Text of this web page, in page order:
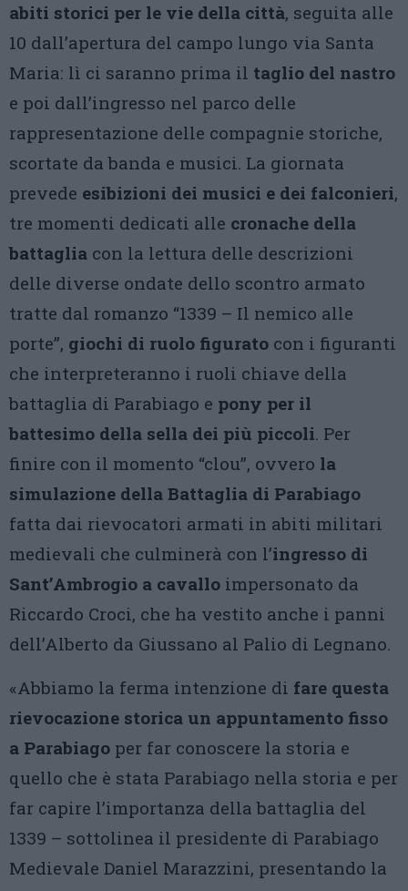
abiti storici per le vie della città, seguita alle
10 dall’apertura del campo lungo via Santa
Maria: lì ci saranno prima il taglio del nastro
e poi dall’ingresso nel parco delle
rappresentazione delle compagnie storiche,
scortate da banda e musici. La giornata
prevede esibizioni dei musici e dei falconieri,
tre momenti dedicati alle cronache della
battaglia con la lettura delle descrizioni
delle diverse ondate dello scontro armato
tratte dal romanzo “1339 – Il nemico alle
porte”, giochi di ruolo figurato con i figuranti
che interpreteranno i ruoli chiave della
battaglia di Parabiago e pony per il
battesimo della sella dei più piccoli. Per
finire con il momento “clou”, ovvero la
simulazione della Battaglia di Parabiago
fatta dai rievocatori armati in abiti militari
medievali che culminerà con l’ingresso di
Sant’Ambrogio a cavallo impersonato da
Riccardo Croci, che ha vestito anche i panni
dell’Alberto da Giussano al Palio di Legnano.
«Abbiamo la ferma intenzione di fare questa
rievocazione storica un appuntamento fisso
a Parabiago per far conoscere la storia e
quello che è stata Parabiago nella storia e per
far capire l’importanza della battaglia del
1339 – sottolinea il presidente di Parabiago
Medievale Daniel Marazzini, presentando la